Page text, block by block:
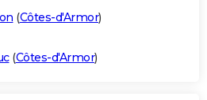
(Côtes-d'Armor)
(Côtes-d'Armor)